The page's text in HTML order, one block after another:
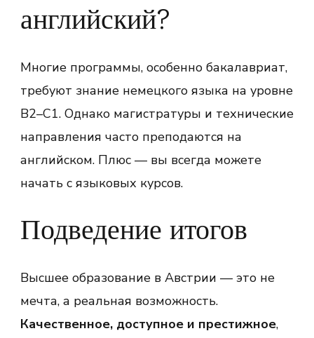
английский?
Многие программы, особенно бакалавриат,
требуют знание немецкого языка на уровне
B2–C1. Однако магистратуры и технические
направления часто преподаются на
английском. Плюс — вы всегда можете
начать с языковых курсов.
Подведение итогов
Высшее образование в Австрии — это не
мечта, а реальная возможность.
Качественное, доступное и престижное,